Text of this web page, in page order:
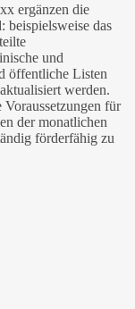
ergänzen die
beispielsweise das
und
öffentliche Listen
werden.
für
der monatlichen
förderfähig zu